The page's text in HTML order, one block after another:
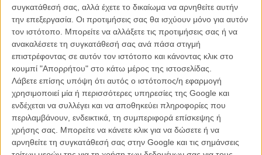
συγκατάθεσή σας, αλλά έχετε το δικαίωμα να αρνηθείτε αυτήν
την επεξεργασία. Οι προτιμήσεις σας θα ισχύουν μόνο για αυτόν
τον ιστότοπο. Μπορείτε να αλλάξετε τις προτιμήσεις σας ή να
ανακαλέσετε τη συγκατάθεσή σας ανά πάσα στιγμή
επιστρέφοντας σε αυτόν τον ιστότοπο και κάνοντας κλικ στο
κουμπί "Απορρήτου" στο κάτω μέρος της ιστοσελίδας.
Λάβετε επίσης υπόψη ότι αυτός ο ιστότοπος/η εφαρμογή
χρησιμοποιεί μία ή περισσότερες υπηρεσίες της Google και
ενδέχεται να συλλέγει και να αποθηκεύει πληροφορίες που
περιλαμβάνουν, ενδεικτικά, τη συμπεριφορά επίσκεψης ή
χρήσης σας. Μπορείτε να κάνετε κλικ για να δώσετε ή να
αρνηθείτε τη συγκατάθεσή σας στην Google και τις σημάνσεις
Κι αν δεν έχετε ήδη αντιληφθεί πόσο παθιασμένα ονειρεύεται μια
ταινία του Γούντι Αλεν στο Ρίο Ντε Τζανέιρο ο δήμαρχος της πόλης,
ο Πάες το κάνει σαφές: «Θέλω τόσο πολύ να έρθει για γυρίσματα. Κι
έχω ήδη κάνει ότι μπορούσα. Εχω μιλήσει στην αδελφή του και του
έχω ήδη στείλει ένα μήνυμα με τον Σαντιάγκο Καλατράβα που είναι
γείτονάς του στη Νέα Υόρκη».
Δεν είμαστε σίγουροι αν ο Γούντι Αλεν νιώθει κολακευμένος
διαβάζοντας τα παραπάνω, ή αν σκέφτεται πως θα πρέπει να κάνει
τις επόμενες ταινίες του μόνο στην Νέα Υόρκη, πάντως αυτό τον
καιρό, αφού έκανε το«Blue Jasmine»σε αμερικάνικο έδαφος,
γυρίζειτην επόμενη ταινία του στη Νότια Γαλλίαμε πρωταγωνιστές